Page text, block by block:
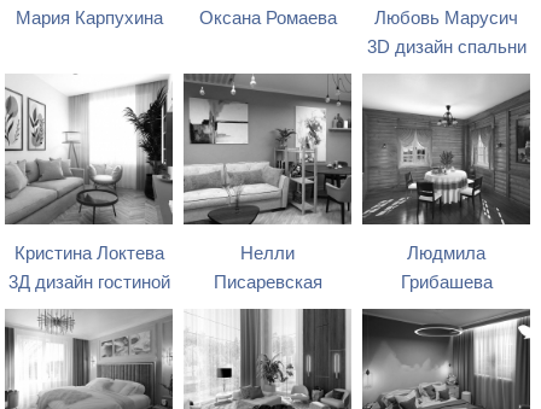
Мария Карпухина Оксана Ромаева
Любовь Марусич
3D дизайн спальни
Кристина Локтева
3Д дизайн гостиной
Нелли
Писаревская
Людмила
Грибашева